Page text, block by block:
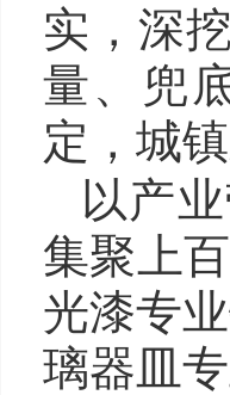
实，深
量、兜
定，城
以产
集聚上
光漆专
璃器皿